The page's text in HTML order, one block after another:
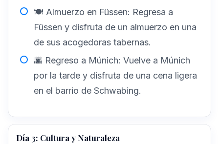
🍽️ Almuerzo en Füssen: Regresa a
Füssen y disfruta de un almuerzo en una
de sus acogedoras tabernas.
🌆 Regreso a Múnich: Vuelve a Múnich
por la tarde y disfruta de una cena ligera
en el barrio de Schwabing.
Día 3: Cultura y Naturaleza